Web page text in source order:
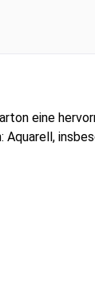
eine